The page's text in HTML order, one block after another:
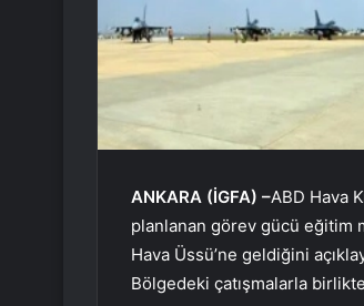
ANKARA (İGFA) –ABD Hava
planlanan görev gücü eğitim
Hava Üssü’ne geldiğini
Bölgedeki çatışmalarla